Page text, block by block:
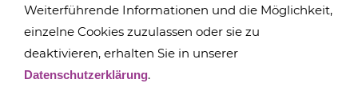
IMPRESSUM COOKIES
SUCHEN
Weiterführende Informationen und die Möglichkeit,
einzelne Cookies zuzulassen oder sie zu
deaktivieren, erhalten Sie in unserer
Datenschutzerklärung.